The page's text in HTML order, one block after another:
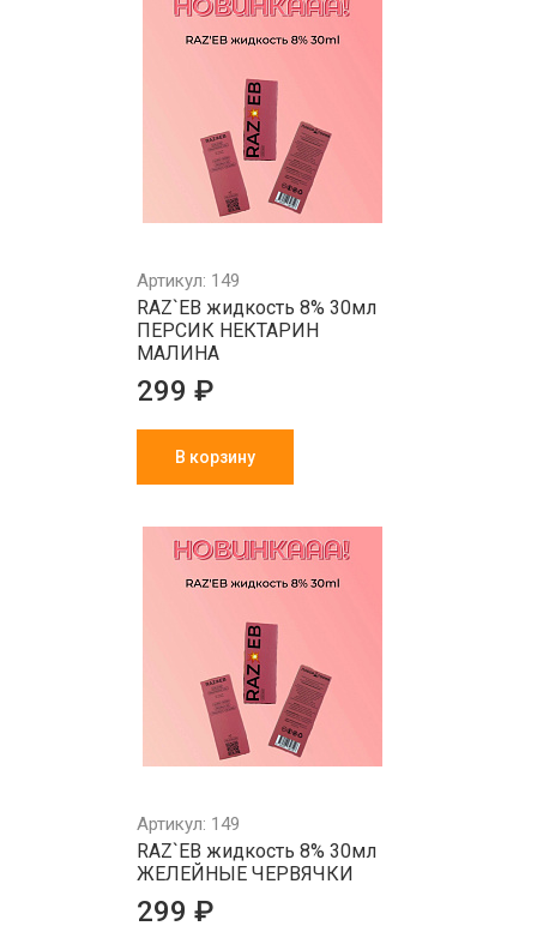
Артикул: 149
RAZ`EB жидкость 8% 30мл
ПЕРСИК НЕКТАРИН
МАЛИНА
299 ₽
В корзину
Артикул: 149
RAZ`EB жидкость 8% 30мл
ЖЕЛЕЙНЫЕ ЧЕРВЯЧКИ
299 ₽